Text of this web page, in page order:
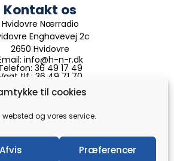
til cookies
og vores service.
Afvis Præferencer
Kontakt os
Hvidovre Nærradio
Enghavevej 2c
2650 Hvidovre
info@h-n-r.dk
36 49 17 49
tlf.: 36 49 71 70
Man-tors 11:00 - 14:00